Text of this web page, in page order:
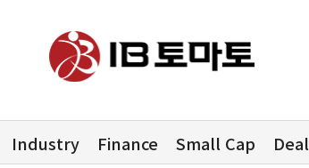
Industry Finance Small Cap Deal